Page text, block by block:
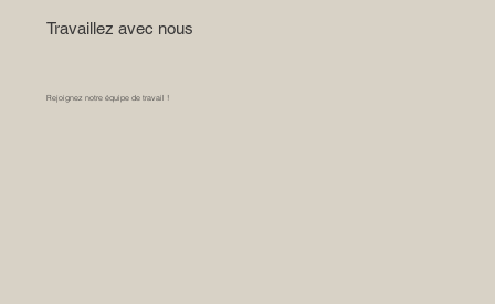
Travaillez avec nous
Rejoignez notre équipe de travail !